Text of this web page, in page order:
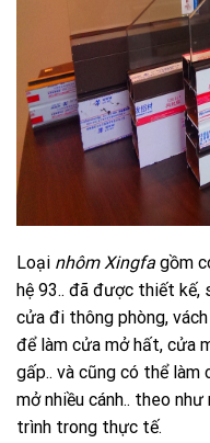
Loại nhôm Xingfa gồm
hệ 93.. đã được thiết kế,
cửa đi thông phòng,
để làm cửa mở hất, cửa
gấp.. và cũng có thể làm
mở nhiều cánh.. theo
trình trong thực tế.